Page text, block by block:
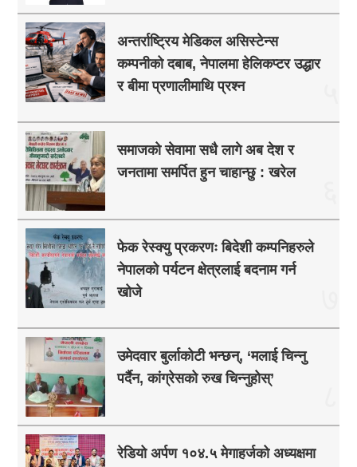
अन्तर्राष्ट्रिय मेडिकल असिस्टेन्स
कम्पनीको दबाब, नेपालमा हेलिकप्टर उद्धार
र बीमा प्रणालीमाथि प्रश्न
समाजको सेवामा सधै लागे अब देश र
जनतामा समर्पित हुन चाहान्छु : खरेल
फेक रेस्क्यु प्रकरणः बिदेशी कम्पनिहरुले
नेपालको पर्यटन क्षेत्रलाई बदनाम गर्न
खोजे
उमेदवार बुर्लाकोटी भन्छन्, ‘मलाई चिन्नु
पर्दैन, कांग्रेसको रुख चिन्नुहोस्’
रेडियो अर्पण १०४.५ मेगाहर्जको अध्यक्षमा